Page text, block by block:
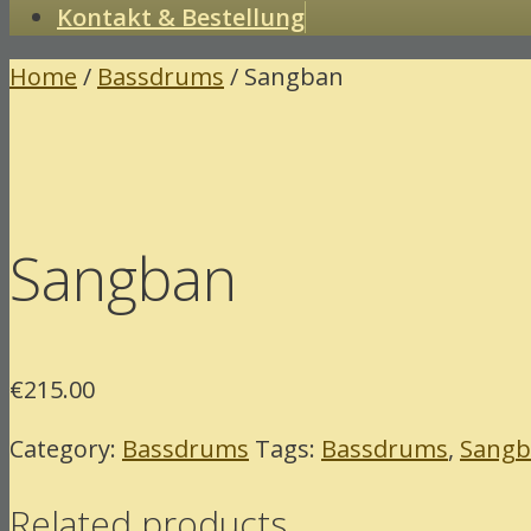
Kontakt & Bestellung
Home / Bassdrums / Sangban
Sangban
€215.00
Category: Bassdrums Tags: Bassdrums,